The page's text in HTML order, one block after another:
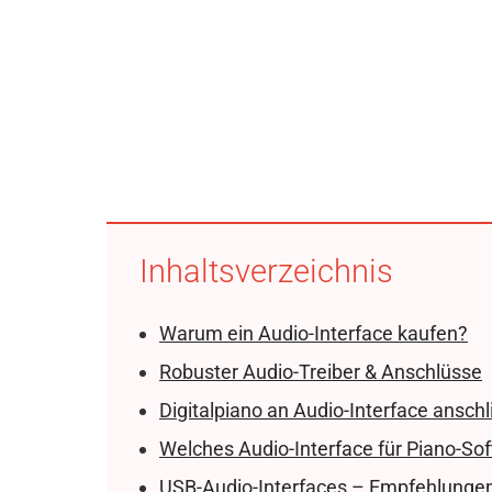
Inhaltsverzeichnis
Warum ein Audio-Interface kaufen?
Robuster Audio-Treiber & Anschlüsse
Digitalpiano an Audio-Interface
Welches Audio-Interface für Piano-
USB-Audio-Interfaces –